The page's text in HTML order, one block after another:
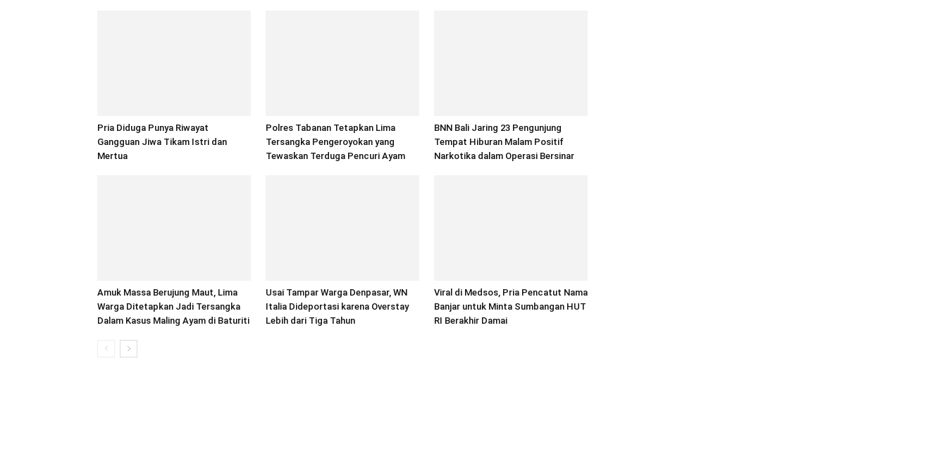
Pria Diduga Punya Riwayat
Gangguan Jiwa Tikam Istri dan
Mertua
Polres Tabanan Tetapkan Lima
Tersangka Pengeroyokan yang
Tewaskan Terduga Pencuri Ayam
BNN Bali Jaring 23 Pengunjung
Tempat Hiburan Malam Positif
Narkotika dalam Operasi Bersinar
Amuk Massa Berujung Maut, Lima
Warga Ditetapkan Jadi Tersangka
Dalam Kasus Maling Ayam di Baturiti
Usai Tampar Warga Denpasar, WN
Italia Dideportasi karena Overstay
Lebih dari Tiga Tahun
Viral di Medsos, Pria Pencatut Nama
Banjar untuk Minta Sumbangan HUT
RI Berakhir Damai